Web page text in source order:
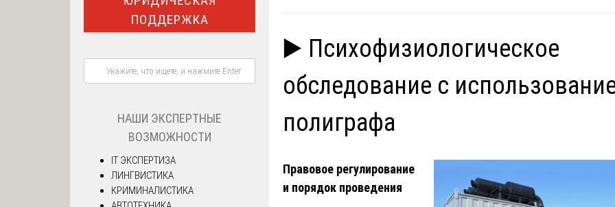
▶️ Психофизиологическое
обследование с
полиграфа
Правовое регулирование
и порядок проведения
ПОДДЕРЖКА
НАШИ ЭКСПЕРТНЫЕ
ВОЗМОЖНОСТИ
IT ЭКСПЕРТИЗА
ЛИНГВИСТИКА
КРИМИНАЛИСТИКА